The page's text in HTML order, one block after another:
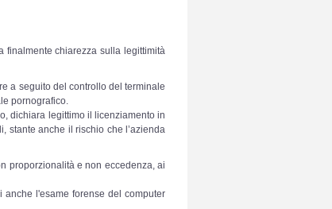
finalmente chiarezza sulla legittimità
a seguito del controllo del terminale
pornografico.
dichiara legittimo il licenziamento in
stante anche il rischio che l’azienda
proporzionalità e non eccedenza, ai
l'esame forense del computer